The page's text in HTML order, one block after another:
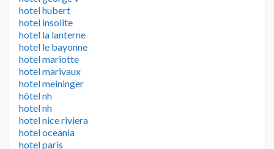
hotel hubert
hotel insolite
hotel la lanterne
hotel le bayonne
hotel mariotte
hotel marivaux
hotel meininger
hôtel nh
hotel nh
hotel nice riviera
hotel oceania
hotel paris